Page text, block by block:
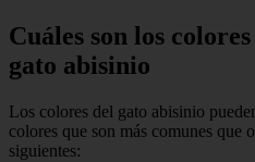
Cuáles son los
gato abisinio
Los colores del gato abisinio
colores que son más comunes que
siguientes: